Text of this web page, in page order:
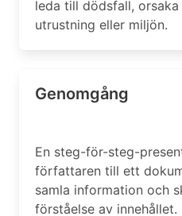
leda till dödsfall,
utrustning eller miljön.
Genomgång
En steg-för-steg-
författaren till ett
samla information och
förståelse av innehållet.